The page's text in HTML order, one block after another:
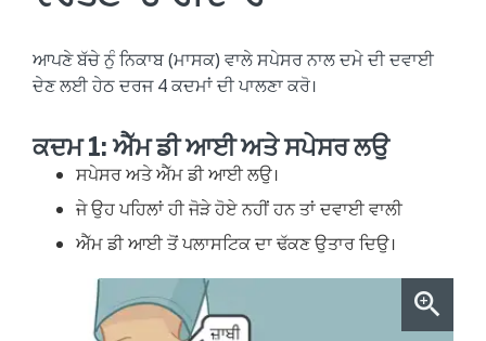
ਆਪਣੇ ਬੱਚੇ ਨੁੰ ਨਿਕਾਬ (ਮਾਸਕ) ਵਾਲੇ ਸਪੇਸਰ ਨਾਲ ਦਮੇ ਦੀ ਦਵਾਈ
ਦੇਣ ਲਈ ਹੇਠ ਦਰਜ 4 ਕਦਮਾਂ ਦੀ ਪਾਲਣਾ ਕਰੋ।
ਕਦਮ 1: ਐੱਮ ਡੀ ਆਈ ਅਤੇ ਸਪੇਸਰ ਲਉ
ਸਪੇਸਰ ਅਤੇ ਐੱਮ ਡੀ ਆਈ ਲਉ।
ਜੇ ਉਹ ਪਹਿਲਾਂ ਹੀ ਜੋੜੇ ਹੋਏ ਨਹੀਂ ਹਨ ਤਾਂ ਦਵਾਈ ਵਾਲੀ
ਐੱਮ ਡੀ ਆਈ ਤੋਂ ਪਲਾਸਟਿਕ ਦਾ ਢੱਕਣ ਉਤਾਰ ਦਿਉ।